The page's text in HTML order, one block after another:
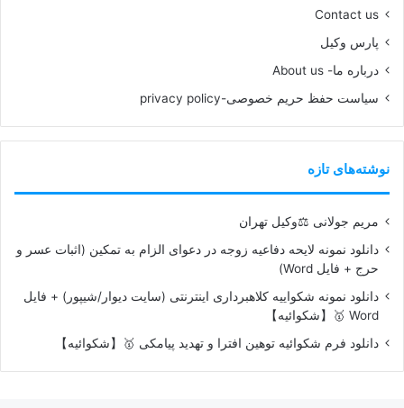
Contact us
پارس وکیل
درباره ما- About us
سیاست حفظ حریم خصوصی-privacy policy
نوشته‌های تازه
مریم جولانی ⚖️وکیل تهران
دانلود نمونه لایحه دفاعیه زوجه در دعوای الزام به تمکین (اثبات عسر و
حرج + فایل Word)
دانلود نمونه شکواییه کلاهبرداری اینترنتی (سایت دیوار/شیپور) + فایل
Word 🥇【شکوائیه】
دانلود فرم شکوائیه توهین افترا و تهدید پیامکی 🥇【شکوائیه】